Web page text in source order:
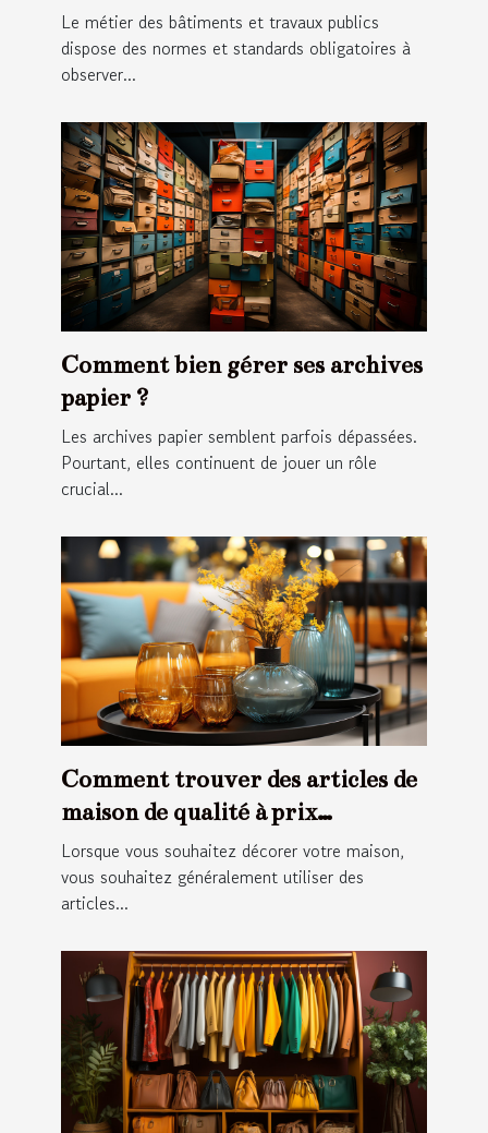
Le métier des bâtiments et travaux publics
dispose des normes et standards obligatoires à
observer...
Comment bien gérer ses archives
papier ?
Les archives papier semblent parfois dépassées.
Pourtant, elles continuent de jouer un rôle
crucial...
Comment trouver des articles de
maison de qualité à prix
abordable ?
Lorsque vous souhaitez décorer votre maison,
vous souhaitez généralement utiliser des
articles...